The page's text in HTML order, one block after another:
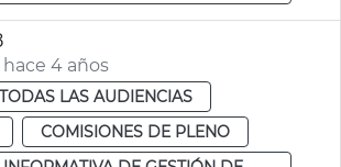
4 años
TODAS LAS AUDIENCIAS
COMISIONES DE PLENO